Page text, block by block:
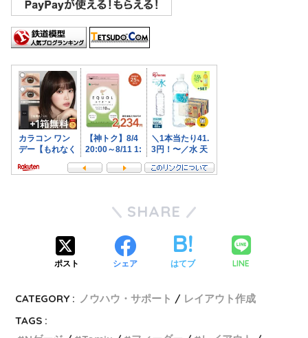
SHARE
ポスト シェア はてブ LINE
CATEGORY : ノウハウ・サポート
レイアウト作成
TAGS :